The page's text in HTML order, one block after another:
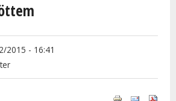
2015 - 16:41